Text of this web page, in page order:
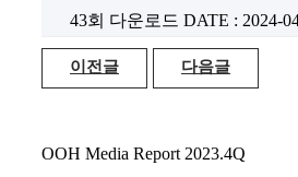
43회 다운로드 DATE : 2024-
이전글 다음글
OOH Media Report 2023.4Q